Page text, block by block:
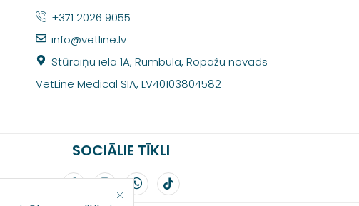
+371 2026 9055
info@vetline.lv
Stūraiņu iela 1A, Rumbula, Ropažu novads
VetLine Medical SIA, LV40103804582
SOCIĀLIE TĪKLI